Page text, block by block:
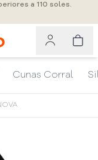
a 110 soles.
Cunas Corral